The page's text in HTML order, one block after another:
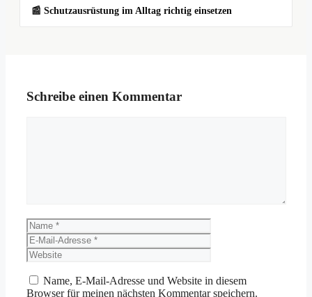
📰 Schutzausrüstung im Alltag richtig einsetzen
Schreibe einen Kommentar
Name
Mail-
Adresse
Name, E-Mail-Adresse und Website in diesem
Browser für meinen nächsten Kommentar speichern.